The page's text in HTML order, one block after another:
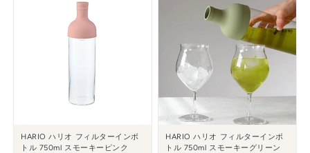
HARIO ハリオ フィルターインボ
トル 750ml スモーキーピンク
HARIO ハリオ フィルターインボ
トル 750ml スモーキーグリーン